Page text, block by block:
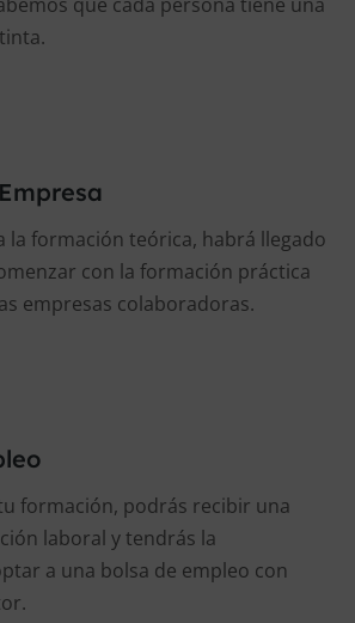
la formación teórica, habrá llegado
con la formación práctica
empresas colaboradoras.
formación, podrás recibir una
laboral y tendrás la
a una bolsa de empleo con